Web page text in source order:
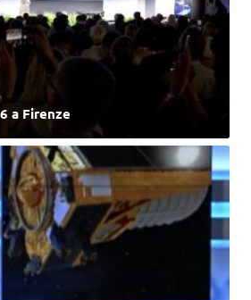
a Firenze